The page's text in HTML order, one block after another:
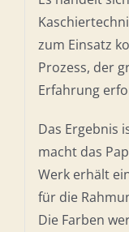
zum Einsatz
Prozess, der
Erfahrung
Das Ergebnis
macht das
Werk erhält
für die
Die Farben